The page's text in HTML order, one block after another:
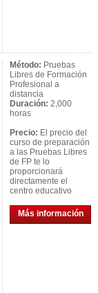
Método: Pruebas
Libres de Formación
Profesional a
distancia
Duración: 2,000
horas
Precio: El precio del
curso de preparación
a las Pruebas Libres
de FP te lo
proporcionará
directamente el
centro educativo
Más información